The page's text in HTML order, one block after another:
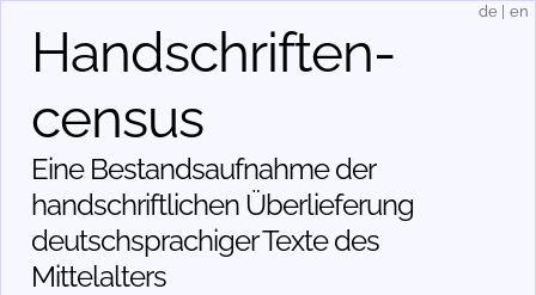
Handschriften­
census
Eine Bestandsaufnahme der
handschriftlichen Über­lieferung
deutschsprachiger Texte des
Mittelalters
de en